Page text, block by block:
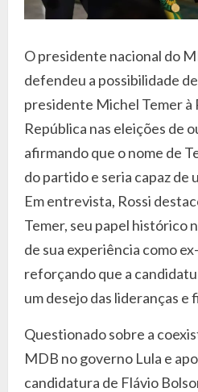
O presidente nacional do
defendeu a possibilidade
presidente Michel Temer à
República nas eleições de
afirmando que o nome de
do partido e seria capaz de
Em entrevista, Rossi
Temer, seu papel histórico
de sua experiência como
reforçando que a
um desejo das lideranças e
Questionado sobre a
MDB no governo Lula e
candidatura de Flávio